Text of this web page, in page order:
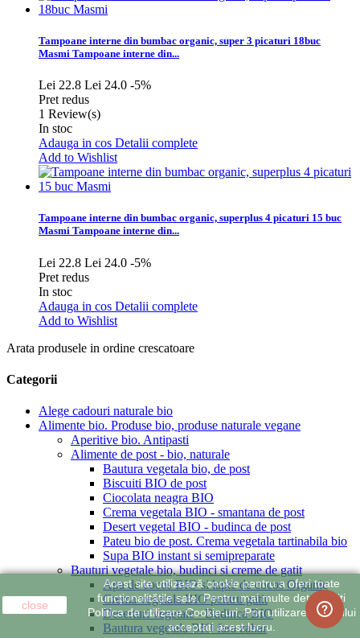
Tampoane interne din bumbac organic, super 3 picaturi 18buc
Masmi Tampoane interne din...
Lei 22.8 Lei 24.0 -5%
Pret redus
1 Review(s)
In stoc
Adauga in cos Detalii complete
Add to Wishlist
Tampoane interne din bumbac organic, superplus 4 picaturi 15 buc
Masmi Tampoane interne din...
Lei 22.8 Lei 24.0 -5%
Pret redus
In stoc
Adauga in cos Detalii complete
Add to Wishlist
Arata produsele in ordine crescatoare
Categorii
Alege cadouri naturale bio
Alimente bio. Produse bio, produse naturale vegane
Aperitive bio. Antipasti
Alimente de post - bio, naturale
Bautura vegetala bio, de post
Biscuiti BIO de post
Ciocolata neagra BIO
Crema vegetala BIO - smantana de post
Desert vegetal BIO - budinca de post
Pateu bio de post. Crema vegetala tartinabila bio
Supa BIO instant si semipreparate
Bauturi vegetale bio, budinci si creme de gatit
Apa de cocos BIO si lapte de cocos Organic
Crema vegetala BIO pentru gatit
Deserturi vegetale - Budinca BIO
Bautura vegetala BIO fara zahar
close
Acest site utilizează cookie pentru a oferi toate
funcționalitățile sale. Pentru mai multe detalii citiți
Politica de utilizare Cookie-uri. Prin utilizarea site-ului
acceptați acest lucru.